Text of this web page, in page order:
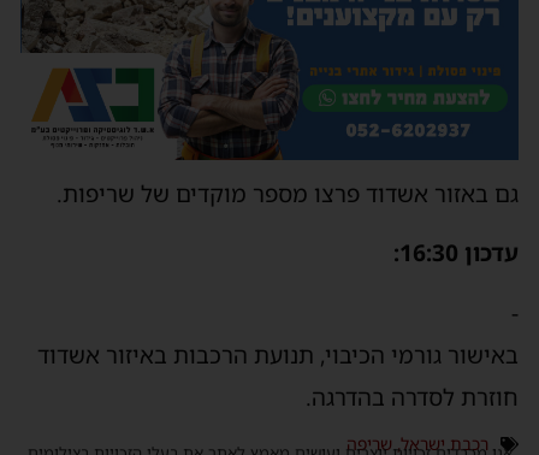
גם באזור אשדוד פרצו מספר מוקדים של שריפות.
עדכון 16:30:
-
באישור גורמי הכיבוי, תנועת הרכבות באיזור אשדוד
חוזרת לסדרה בהדרגה.
רכבת ישראל,שריפה